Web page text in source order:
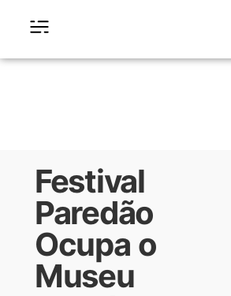
Festival
Paredão
Ocupa o
Museu